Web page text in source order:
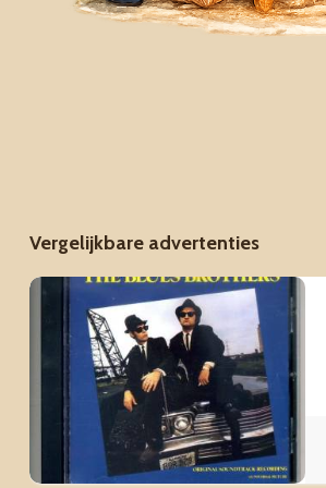
Vergelijkbare advertenties